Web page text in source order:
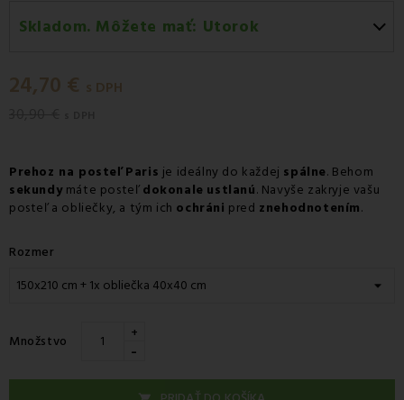
Skladom. Môžete mať: Utorok
Utorok 11.08
24,70 € s DPH
Prehoz na posteľ Paris je ideálny do každej spálne. Behom
sekundymáte posteľ dokonale ustlanú. Navyše zakryje vašu
posteľ a obliečky, a tým ich ochráni pred znehodnotením.
Rozmer
Množstvo +
-